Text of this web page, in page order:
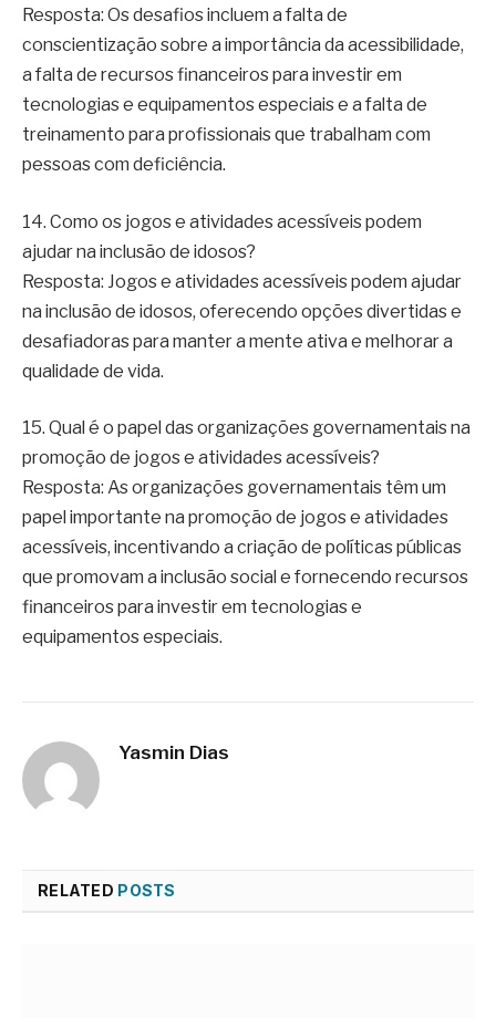
Resposta: Os desafios incluem a falta de
conscientização sobre a importância da acessibilidade,
a falta de recursos financeiros para investir em
tecnologias e equipamentos especiais e a falta de
treinamento para profissionais que trabalham com
pessoas com deficiência.
14. Como os jogos e atividades acessíveis podem
ajudar na inclusão de idosos?
Resposta: Jogos e atividades acessíveis podem ajudar
na inclusão de idosos, oferecendo opções divertidas e
desafiadoras para manter a mente ativa e melhorar a
qualidade de vida.
15. Qual é o papel das organizações governamentais na
promoção de jogos e atividades acessíveis?
Resposta: As organizações governamentais têm um
papel importante na promoção de jogos e atividades
acessíveis, incentivando a criação de políticas públicas
que promovam a inclusão social e fornecendo recursos
financeiros para investir em tecnologias e
equipamentos especiais.
Yasmin Dias
RELATED POSTS